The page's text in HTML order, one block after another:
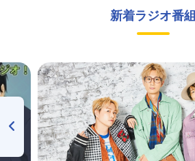
新着ラジオ番組